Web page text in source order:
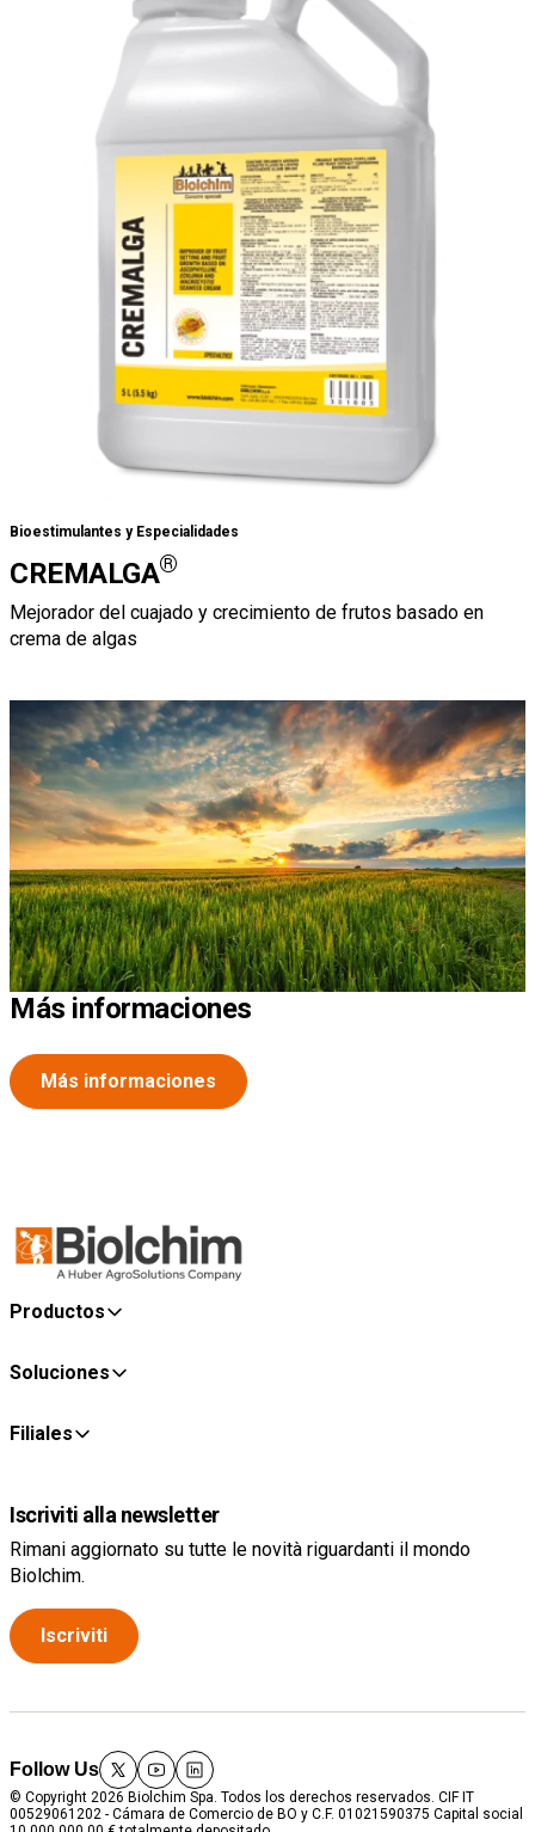
Bioestimulantes y Especialidades
CREMALGA®
Mejorador del cuajado y crecimiento de frutos basado en
crema de algas
Más informaciones
Más informaciones
Productos
Soluciones
Filiales
Iscriviti alla newsletter
Rimani aggiornato su tutte le novità riguardanti il mondo
Biolchim.
Iscriviti
Follow Us
twitteryoutube
linkedin
© Copyright 2026 Biolchim Spa. Todos los derechos reservados. CIF IT
00529061202 - Cámara de Comercio de BO y C.F. 01021590375 Capital social